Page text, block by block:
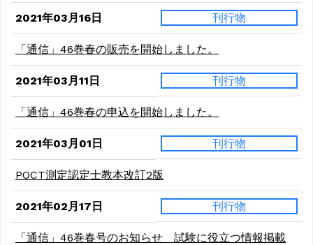
2021年03月16日 刊行物
「通信」46巻春の販売を開始しました。
2021年03月11日 刊行物
「通信」46巻春の申込を開始しました。
2021年03月01日 刊行物
POCT測定認定士教本改訂2版
2021年02月17日 刊行物
「通信」46巻春号のお知らせ 試験に役立つ情報掲載